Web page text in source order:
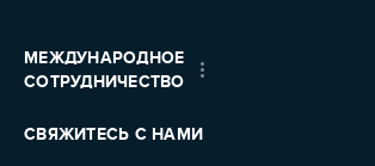
МЕЖДУНАРОДНОЕ
СОТРУДНИЧЕСТВО
СВЯЖИТЕСЬ С НАМИ